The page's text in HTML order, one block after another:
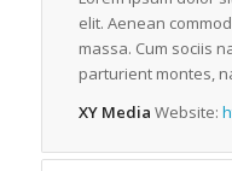
elit. Aenean
massa. Cum sociis
parturient montes,
XY Media Website: